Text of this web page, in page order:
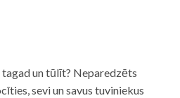
un tūlīt? Neparedzēts
sevi un savus tuviniekus